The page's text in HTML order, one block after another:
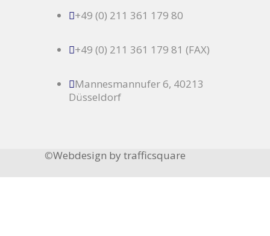
+49 (0) 211 361 179 80
+49 (0) 211 361 179 81 (FAX)
Mannesmannufer 6, 40213
Düsseldorf
©Webdesign by trafficsquare